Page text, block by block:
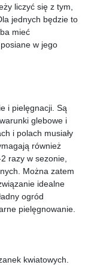
liczyć się z tym,
jednych będzie to
mieć
w jego
i pielęgnacji. Są
glebowe i
i polach musiały
również
razy w sezonie,
Można zatem
idealne
ogród
pielęgnowanie.
kwiatowych.